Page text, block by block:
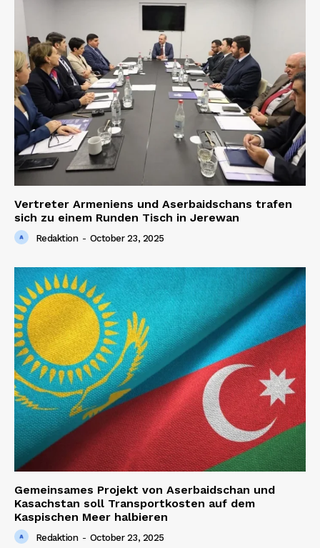
Vertreter Armeniens und Aserbaidschans trafen
sich zu einem Runden Tisch in Jerewan
Redaktion - October 23, 2025
Gemeinsames Projekt von Aserbaidschan und
Kasachstan soll Transportkosten auf dem
Kaspischen Meer halbieren
Redaktion - October 23, 2025